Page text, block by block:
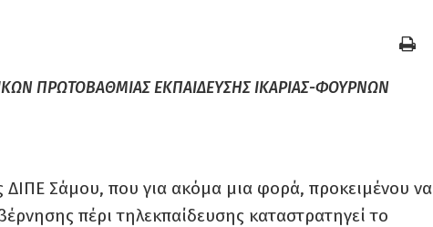
ΠΡΩΤΟΒΑΘΜΙΑΣ ΕΚΠΑΙΔΕΥΣΗΣ ΙΚΑΡΙΑΣ-ΦΟΥΡΝΩΝ
Σάμου, που για ακόμα μια φορά, προκειμένου να
πέρι τηλεκπαίδευσης καταστρατηγεί το